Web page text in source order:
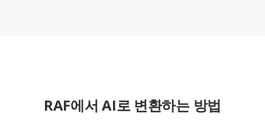
RAF에서 AI로 변환하는 방법